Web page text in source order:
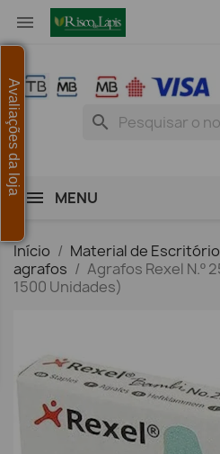

search
MENU
Início Material de Escritório
agrafos
Agrafos Rexel N.º
1500 Unidades)
Avaliações da loja